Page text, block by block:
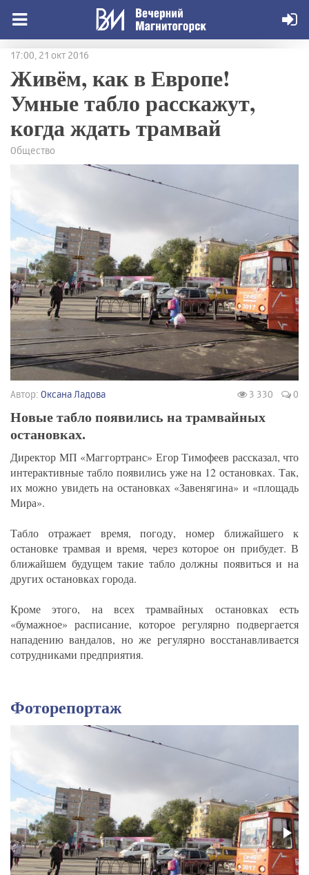
17:00, 21 окт 2016
Живём, как в Европе!
Умные табло расскажут,
когда ждать трамвай
Общество
Автор: Оксана Ладова 3 330 0
Новые табло появились на трамвайных
остановках.
Директор МП «Маггортранс» Егор Тимофеев рассказал, что
интерактивные табло появились уже на 12 остановках. Так,
их можно увидеть на остановках «Завенягина» и «площадь
Мира».
Табло отражает время, погоду, номер ближайшего к
остановке трамвая и время, через которое он прибудет. В
ближайшем будущем такие табло должны появиться и на
других остановках города.
Кроме этого, на всех трамвайных остановках есть
«бумажное» расписание, которое регулярно подвергается
нападению вандалов, но же регулярно восстанавливается
сотрудниками предприятия.
Фоторепортаж